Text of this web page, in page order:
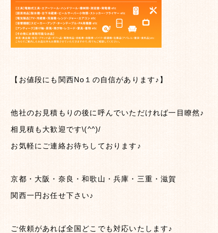
【お値段にも関西No１の自信があります♪】
他社のお見積もりの後に呼んでいただければ一目瞭然♪
相見積も大歓迎です\(^^)/
お気軽にご連絡お待ちしております♪
京都・大阪・奈良・和歌山・兵庫・三重・滋賀
関西一円お任せ下さい♪
ご依頼があれば全国どこでも対応いたします♪